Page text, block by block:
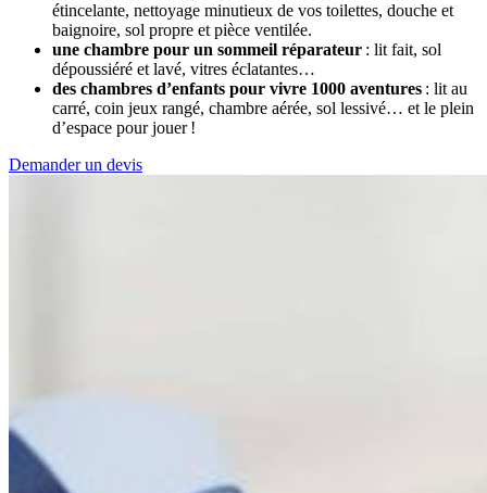
étincelante, nettoyage minutieux de vos toilettes, douche et
baignoire, sol propre et pièce ventilée.
une chambre pour un sommeil réparateur : lit fait, sol
dépoussiéré et lavé, vitres éclatantes…
des chambres d’enfants pour vivre 1000 aventures : lit au
carré, coin jeux rangé, chambre aérée, sol lessivé… et le plein
d’espace pour jouer !
Demander un devis